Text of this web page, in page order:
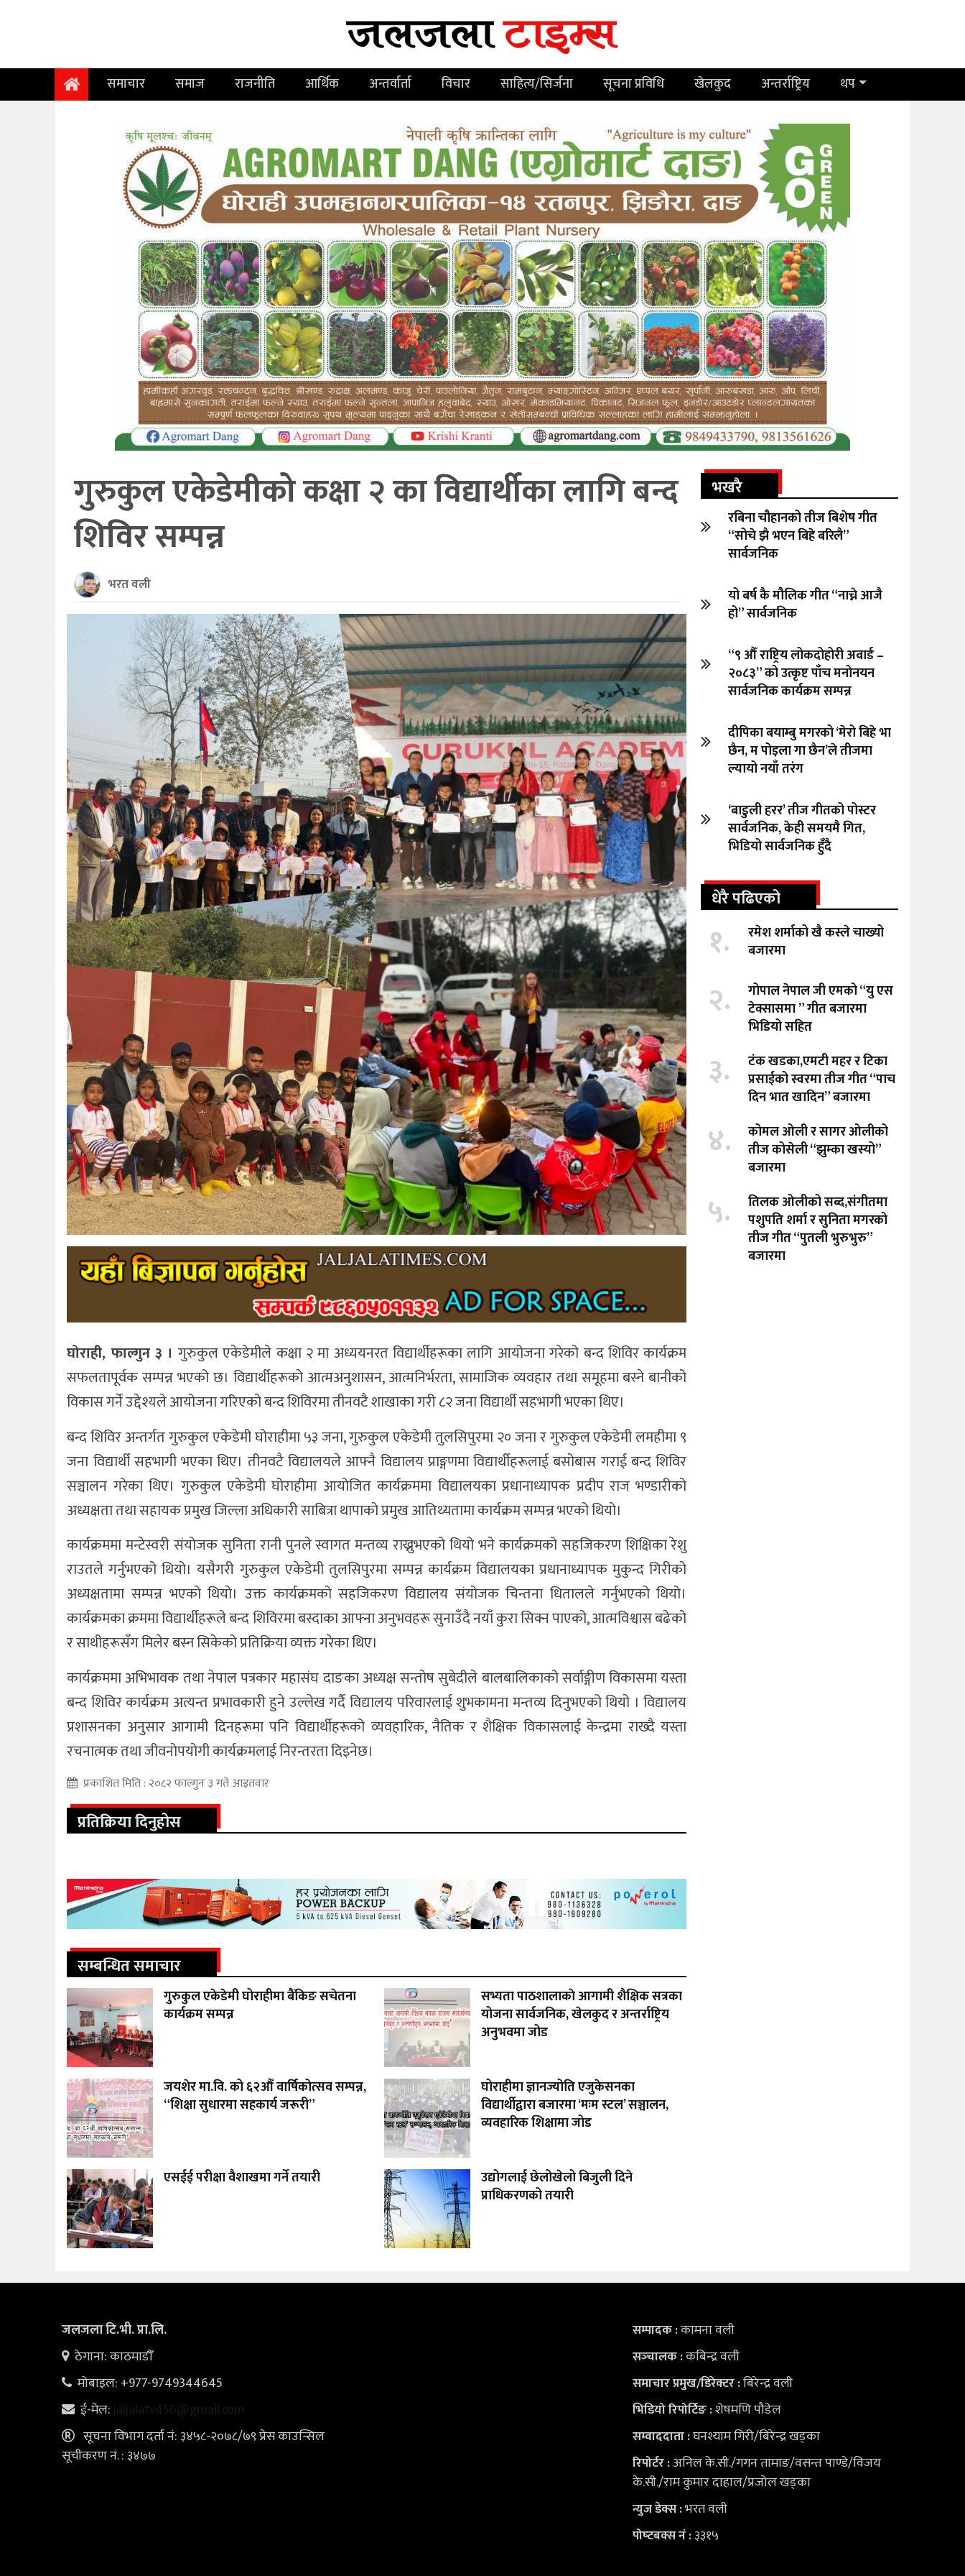
समाचार समाज राजनीति आर्थिक अन्तर्वार्ता विचार साहित्य/सिर्जना सूचना प्रविधि खेलकुद अन्तर्राष्ट्रिय थप
गुरुकुल एकेडेमीको कक्षा २ का विद्यार्थीका लागि बन्द
शिविर सम्पन्न
भरत वली
घोराही, फाल्गुन ३ । गुरुकुल एकेडेमीले कक्षा २ मा अध्ययनरत विद्यार्थीहरूका लागि आयोजना गरेको बन्द शिविर कार्यक्रम
सफलतापूर्वक सम्पन्न भएको छ। विद्यार्थीहरूको आत्मअनुशासन, आत्मनिर्भरता, सामाजिक व्यवहार तथा समूहमा बस्ने बानीको
विकास गर्ने उद्देश्यले आयोजना गरिएको बन्द शिविरमा तीनवटै शाखाका गरी ८२ जना विद्यार्थी सहभागी भएका थिए।
बन्द शिविर अन्तर्गत गुरुकुल एकेडेमी घोराहीमा ५३ जना, गुरुकुल एकेडेमी तुलसिपुरमा २० जना र गुरुकुल एकेडेमी लमहीमा ९
जना विद्यार्थी सहभागी भएका थिए। तीनवटै विद्यालयले आफ्नै विद्यालय प्राङ्गणमा विद्यार्थीहरूलाई बसोबास गराई बन्द शिविर
सञ्चालन गरेका थिए। गुरुकुल एकेडेमी घोराहीमा आयोजित कार्यक्रममा विद्यालयका प्रधानाध्यापक प्रदीप राज भण्डारीको
अध्यक्षता तथा सहायक प्रमुख जिल्ला अधिकारी साबित्रा थापाको प्रमुख आतिथ्यतामा कार्यक्रम सम्पन्न भएको थियो।
कार्यक्रममा मन्टेस्वरी संयोजक सुनिता रानी पुनले स्वागत मन्तव्य राख्नुभएको थियो भने कार्यक्रमको सहजिकरण शिक्षिका रेशु
राउतले गर्नुभएको थियो। यसैगरी गुरुकुल एकेडेमी तुलसिपुरमा सम्पन्न कार्यक्रम विद्यालयका प्रधानाध्यापक मुकुन्द गिरीको
अध्यक्षतामा सम्पन्न भएको थियो। उक्त कार्यक्रमको सहजिकरण विद्यालय संयोजक चिन्तना धितालले गर्नुभएको थियो।
कार्यक्रमका क्रममा विद्यार्थीहरूले बन्द शिविरमा बस्दाका आफ्ना अनुभवहरू सुनाउँदै नयाँ कुरा सिक्न पाएको, आत्मविश्वास बढेको
र साथीहरूसँग मिलेर बस्न सिकेको प्रतिक्रिया व्यक्त गरेका थिए।
कार्यक्रममा अभिभावक तथा नेपाल पत्रकार महासंघ दाङका अध्यक्ष सन्तोष सुबेदीले बालबालिकाको सर्वाङ्गीण विकासमा यस्ता
बन्द शिविर कार्यक्रम अत्यन्त प्रभावकारी हुने उल्लेख गर्दै विद्यालय परिवारलाई शुभकामना मन्तव्य दिनुभएको थियो । विद्यालय
प्रशासनका अनुसार आगामी दिनहरूमा पनि विद्यार्थीहरूको व्यवहारिक, नैतिक र शैक्षिक विकासलाई केन्द्रमा राख्दै यस्ता
रचनात्मक तथा जीवनोपयोगी कार्यक्रमलाई निरन्तरता दिइनेछ।
प्रकाशित मिति : २०८२ फाल्गुन ३ गते आइतवार
प्रतिक्रिया दिनुहोस
सम्बन्धित समाचार
गुरुकुल एकेडेमी घोराहीमा बैंकिङ सचेतना
कार्यक्रम सम्पन्न
सभ्यता पाठशालाकाे आगामी शैक्षिक सत्रका
योजना सार्वजनिक, खेलकुद र अन्तर्राष्ट्रिय
अनुभवमा जोड
जयशेर मा.वि. को ६२औँ वार्षिकोत्सव सम्पन्न,
“शिक्षा सुधारमा सहकार्य जरूरी”
घोराहीमा ज्ञानज्योति एजुकेसनका
विद्यार्थीद्वारा बजारमा ‘मःम स्टल’ सञ्चालन,
व्यवहारिक शिक्षामा जोड
एसईई परीक्षा वैशाखमा गर्ने तयारी
उद्योगलाई छेलोखेलो बिजुली दिने
प्राधिकरणको तयारी
भखरै
रबिना चौहानको तीज बिशेष गीत
“सोचे झै भएन बिहे बरिलै”
सार्वजनिक
यो बर्ष कै मौलिक गीत “नाच्ने आजै
हो” सार्वजनिक
“९ औँ राष्ट्रिय लोकदोहोरी अवार्ड –
२०८३” को उत्कृष्ट पाँच मनोनयन
सार्वजनिक कार्यक्रम सम्पन्न
दीपिका बयाम्बु मगरको ‘मेरो बिहे भा
छैन, म पोइला गा छैन’ले तीजमा
ल्यायो नयाँ तरंग
‘बाडुली हरर’ तीज गीतको पोस्टर
सार्वजनिक, केही समयमै गित,
भिडियो सार्वजनिक हुँदै
धेरै पढिएको
१.
रमेश शर्माको खै कस्ले चाख्यो
बजारमा
२.
गोपाल नेपाल जी एमको “यु एस
टेक्सासमा ” गीत बजारमा
भिडियो सहित
३.
टंक खडका,एमटी महर र टिका
प्रसाईको स्वरमा तीज गीत “पाच
दिन भात खादिन” बजारमा
४.
कोमल ओली र सागर ओलीको
तीज कोसेली “झुम्का खस्यो”
बजारमा
५.
तिलक ओलीको सब्द,संगीतमा
पशुपति शर्मा र सुनिता मगरको
तीज गीत “पुतली भुरुभुरु”
बजारमा
जलजला टि.भी. प्रा.लि.
ठेगाना: काठमाडौँ
मोबाइल: +977-9749344645
ई-मेल: jaljalatv456@gmail.com
सूचना विभाग दर्ता नं: ३४५८-२०७८/७९ प्रेस काउन्सिल
सूचीकरण नं. : ३४७७
सम्पादक :कामना वली
सञ्‍चालक :कबिन्द्र वली
समाचार प्रमुख/डिरेक्टर :बिरेन्द्र वली
भिडियोरिपोर्टिङ :शेषमणि पौडेल
सम्वाददाता :घनश्याम गिरी/बिरेन्द्र खड्का
रिपोर्टर :अनिल के.सी./गगन तामाङ/वसन्त पाण्डे/विजय
के.सी./राम कुमार दाहाल/प्रजोल खड्का
न्युज डेक्स:भरत वली
पोष्‍टबक्स नं :३३१५